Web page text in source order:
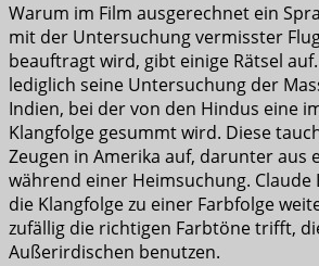
Warum im Film ausgerechnet ein
mit der Untersuchung vermisster
beauftragt wird, gibt einige Rätsel
lediglich seine Untersuchung der
Indien, bei der von den Hindus eine
Klangfolge gesummt wird. Diese
Zeugen in Amerika auf, darunter aus
während einer Heimsuchung. Claude
die Klangfolge zu einer Farbfolge
zufällig die richtigen Farbtöne trifft,
Außerirdischen benutzen.